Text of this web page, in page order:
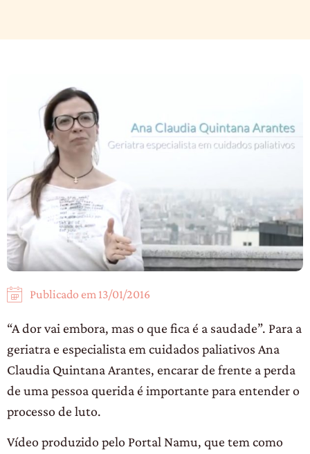
Publicado em 13/01/2016
“A dor vai embora, mas o que fica é a saudade”. Para a
geriatra e especialista em cuidados paliativos Ana
Claudia Quintana Arantes, encarar de frente a perda
de uma pessoa querida é importante para entender o
processo de luto.
Vídeo produzido pelo Portal Namu, que tem como